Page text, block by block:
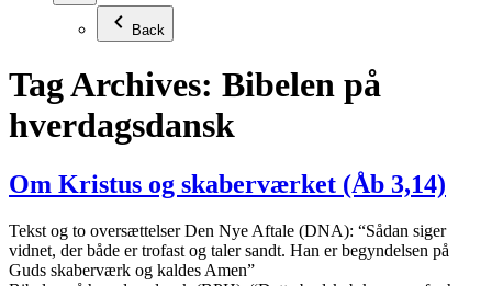
Back
Tag Archives: Bibelen på
hverdagsdansk
Om Kristus og skaberværket (Åb 3,14)
Tekst og to oversættelser Den Nye Aftale (DNA): “Sådan siger
vidnet, der både er trofast og taler sandt. Han er begyndelsen på
Guds skaberværk og kaldes Amen”